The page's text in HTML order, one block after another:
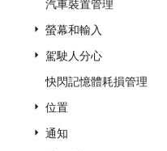
汽車裝置管理
螢幕和輸入
駕駛人分心
快閃記憶體耗損管理
位置
通知